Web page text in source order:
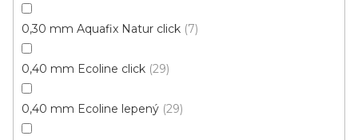
0,30 mm Aquafix Natur click 7
0,40 mm Ecoline click 29
0,40 mm Ecoline lepený 29
459 Kč
Měrná
cena:
96,84 Kč / 1 m2
Fix 30 (lepená)